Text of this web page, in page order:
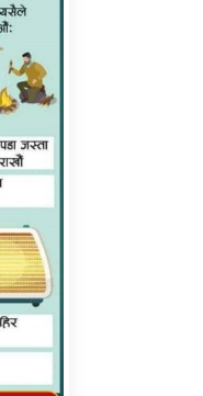
सुचना